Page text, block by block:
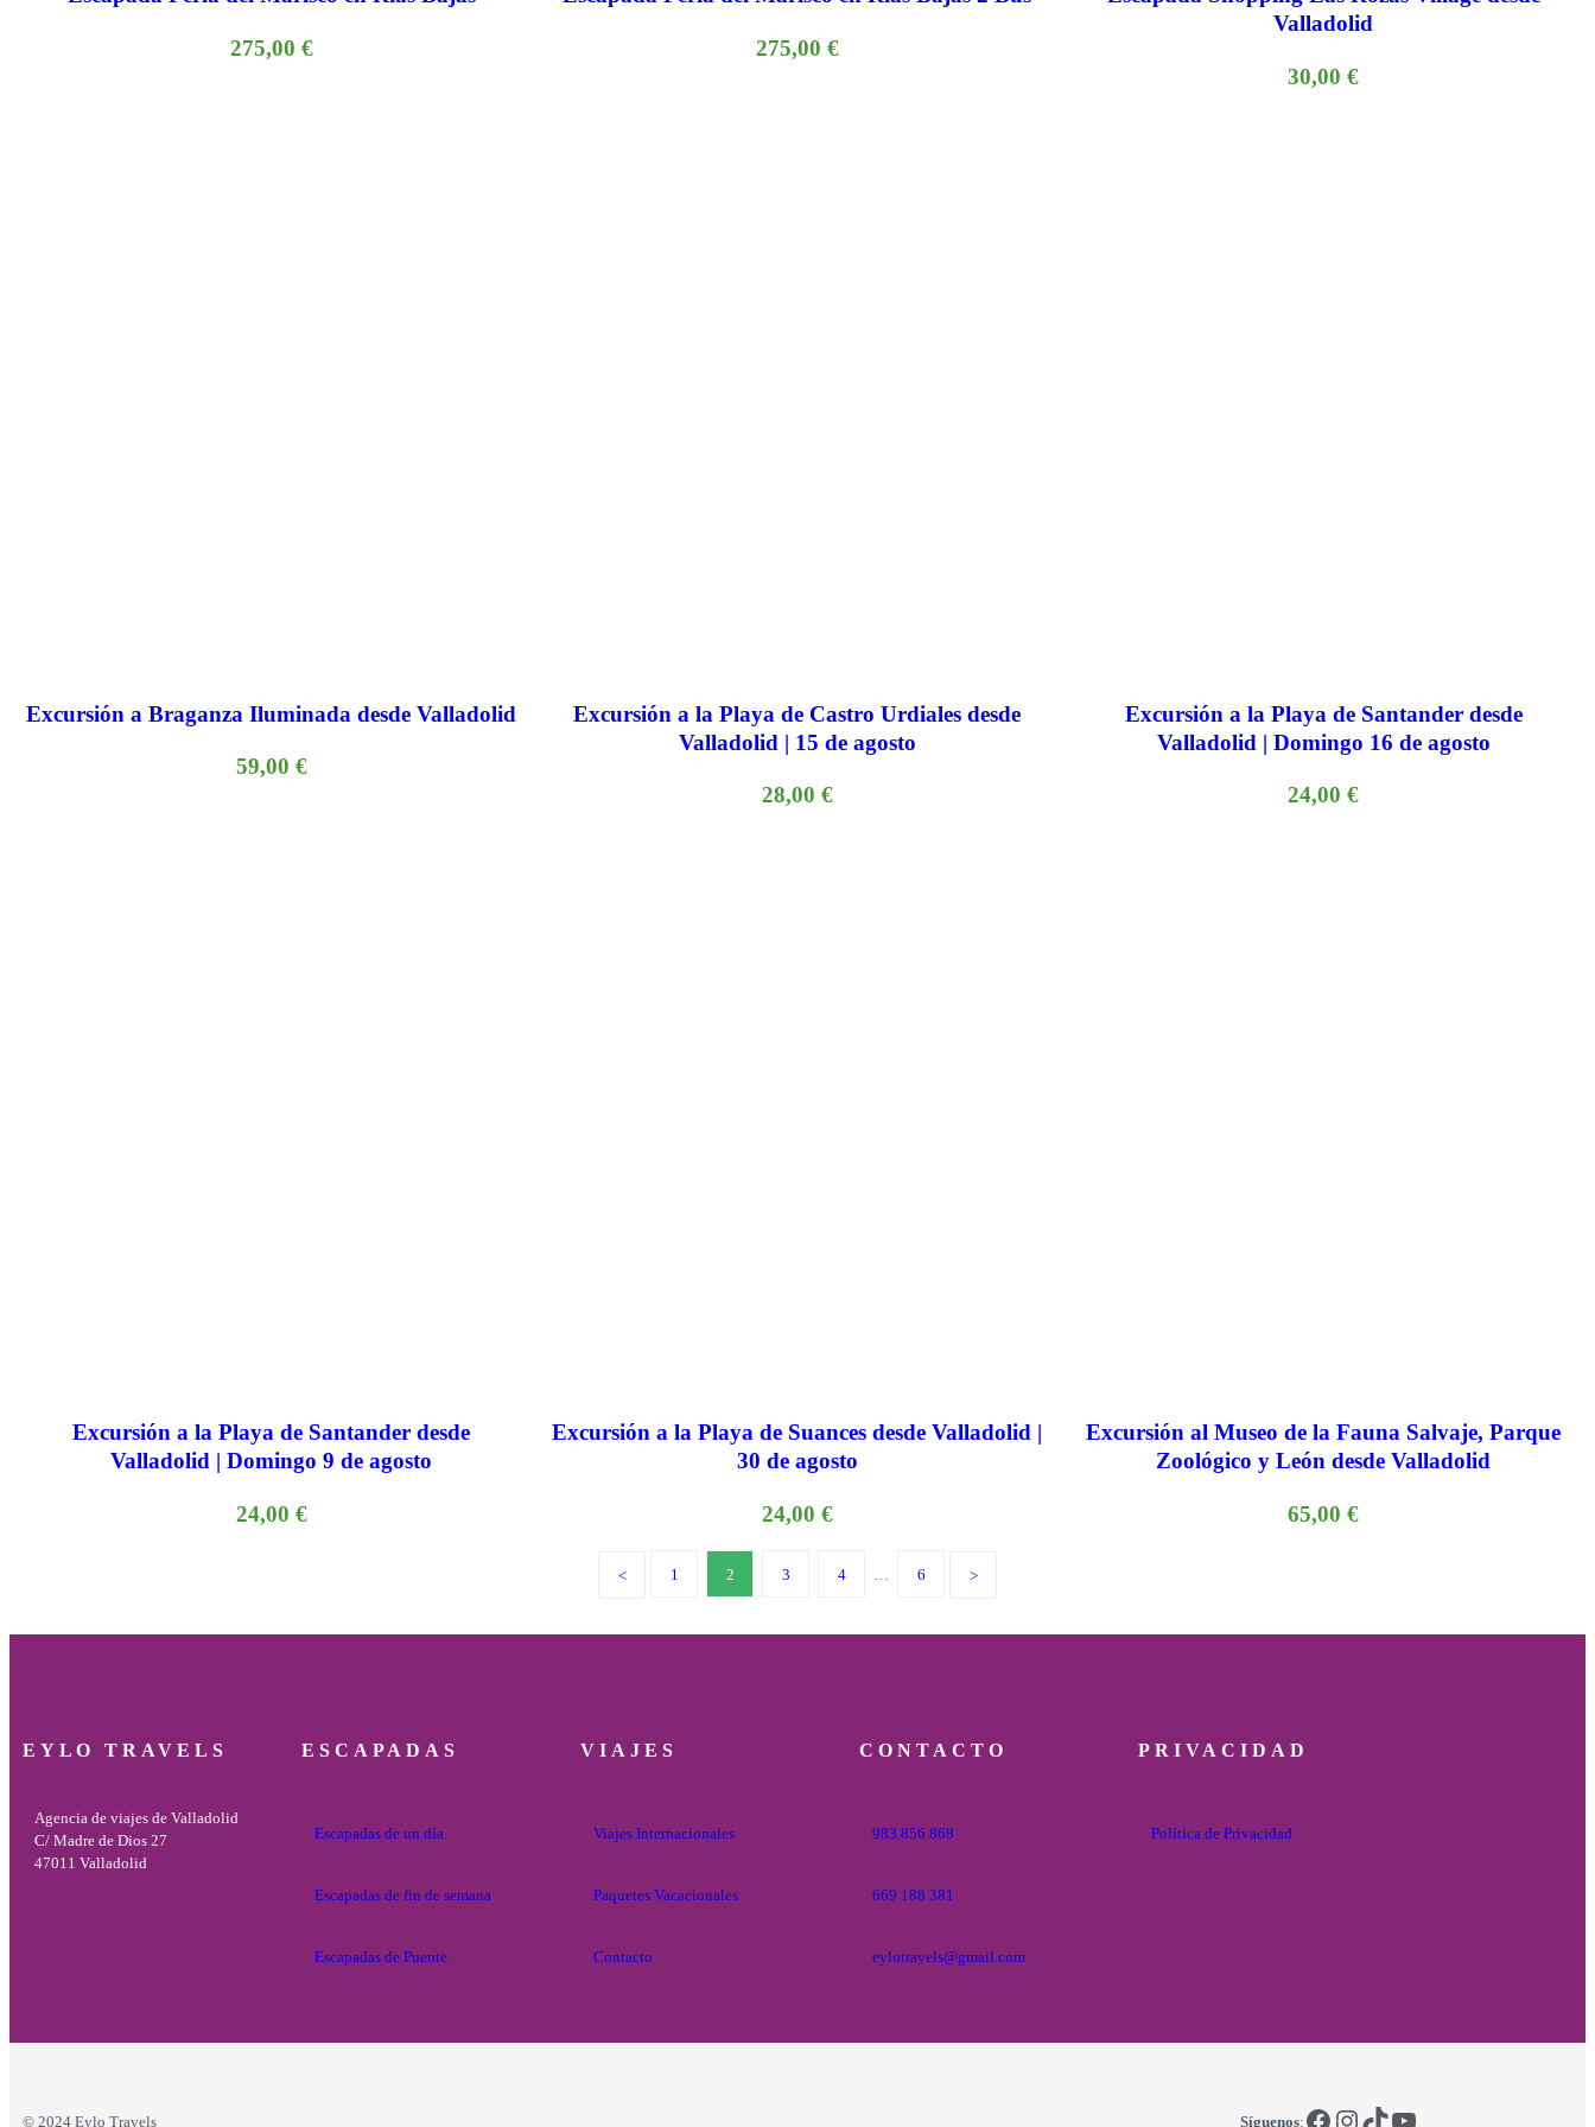
275,00 € 275,00 €
Valladolid
30,00€
Excursión a Braganza Iluminada desde Valladolid
59,00 €
Excursión a la Playa de Castro Urdiales desde
Valladolid | 15 de agosto
28,00 €
Excursión a la Playa de Santander desde
Valladolid | Domingo 16 de agosto
24,00€
Excursión a la Playa de Santander desde
Valladolid | Domingo 9 de agosto
24,00 €
Excursión a la Playa de Suances desde Valladolid |
30 de agosto
24,00 €
Excursión al Museo de la Fauna Salvaje, Parque
Zoológico y León desde Valladolid
65,00€
1 2 3 4 … 6
EYLO TRAVELS
Agencia de viajes de Valladolid
C/ Madre de Dios 27
47011 Valladolid
ESCAPADAS
Escapadas de un día
Escapadas de fin de semana
Escapadas de Puente
VIAJES
Viajes Internacionales
Paquetes Vacacionales
Contacto
CONTACTO
983 856 868
669 188 381
eylotravels@gmail.com
PRIVACIDAD
Política de Privacidad
© 2024 Eylo Travels Síguenos:Facebook Instagram TikTok YouTube